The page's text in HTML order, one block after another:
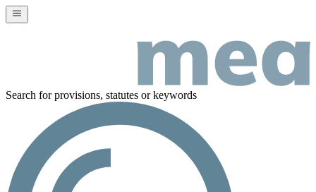
Search for provisions, statutes or keywords